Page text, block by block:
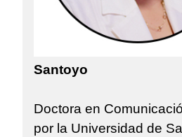
Santoyo
Doctora en
por la Universidad de